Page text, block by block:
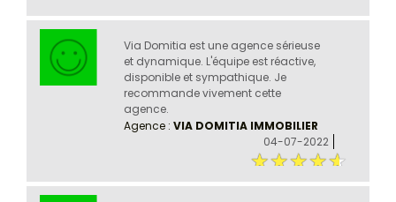
Via Domitia est une agence sérieuse
et dynamique. L'équipe est réactive,
disponible et sympathique. Je
recommande vivement cette
agence.
Agence : VIA DOMITIA IMMOBILIER
04-07-2022